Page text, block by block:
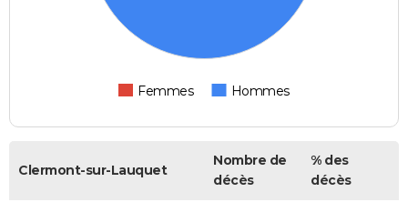
Femmes Hommes
Clermont-sur-Lauquet
Nombre de
décès
% des
décès